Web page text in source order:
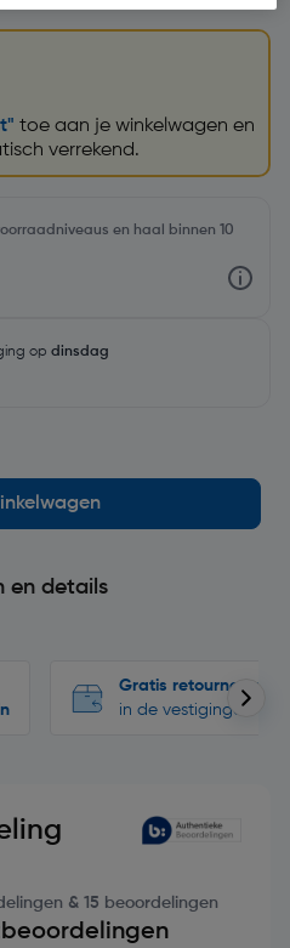
toe aan je winkelwagen en
verrekend.
en haal binnen 10
op dinsdag
en details
Gratis retourneren
in de vestigingen
& 15 beoordelingen